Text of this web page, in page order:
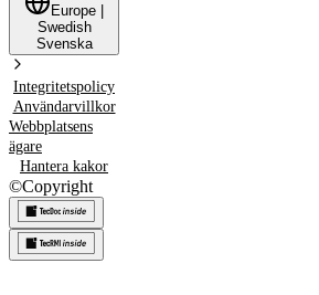
Europe
Swedish
Svenska
Integritetspolicy
Användarvillkor
Webbplatsens
ägare
Hantera kakor
©Copyright